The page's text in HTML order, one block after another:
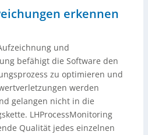
erkennen
und
befähigt die Software den
zu optimieren und
werden
gelangen nicht in die
LHProcessMonitoring
Qualität jedes einzelnen